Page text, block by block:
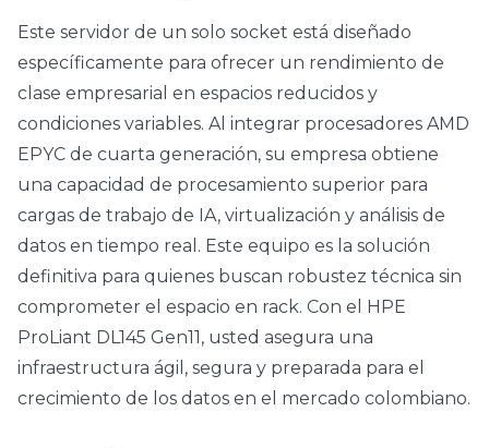
Este servidor de un solo socket está diseñado
específicamente para ofrecer un rendimiento de
clase empresarial en espacios reducidos y
condiciones variables. Al integrar procesadores AMD
EPYC de cuarta generación, su empresa obtiene
una capacidad de procesamiento superior para
cargas de trabajo de IA, virtualización y análisis de
datos en tiempo real. Este equipo es la solución
definitiva para quienes buscan robustez técnica sin
comprometer el espacio en rack. Con el HPE
ProLiant DL145 Gen11, usted asegura una
infraestructura ágil, segura y preparada para el
crecimiento de los datos en el mercado colombiano.